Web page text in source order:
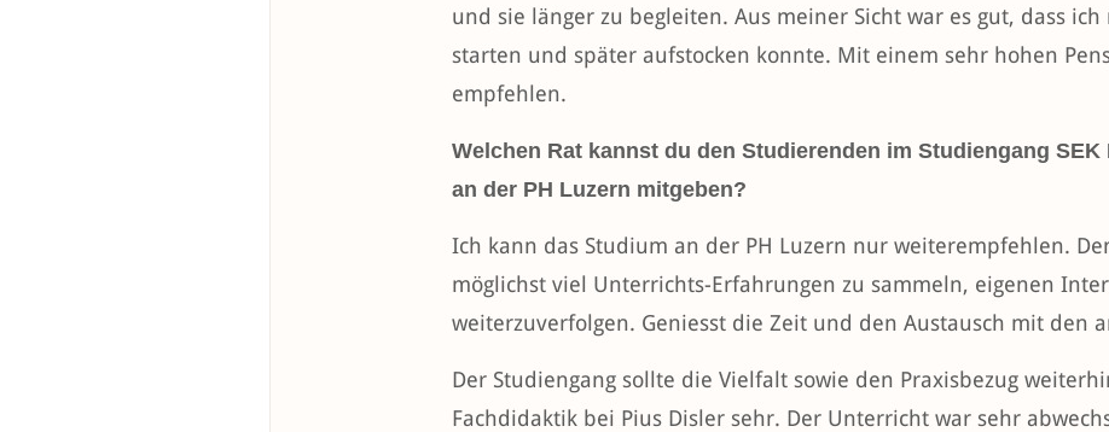
und sie länger zu begleiten. Aus meiner Sicht war es gut, dass
starten und später aufstocken konnte. Mit einem sehr hohen
empfehlen.
Welchen Rat kannst du den Studierenden im Studiengang
an der PH Luzern mitgeben?
Ich kann das Studium an der PH Luzern nur weiterempfehlen.
möglichst viel Unterrichts-Erfahrungen zu sammeln, eigenen
weiterzuverfolgen. Geniesst die Zeit und den Austausch mit den
Der Studiengang sollte die Vielfalt sowie den Praxisbezug
Fachdidaktik bei Pius Disler sehr. Der Unterricht war sehr